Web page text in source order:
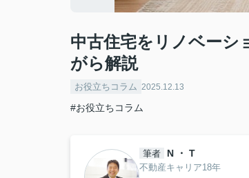
中古住宅をリノベーシ
がら解説
お役立ちコラム 2025.12.13
#お役立ちコラム
筆者 N ・ T
不動産キャリア18年